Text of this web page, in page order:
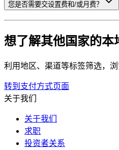
您是否需要交设置费和/或月费？
想了解其他国家的本
利用地区、渠道等标签筛选，浏
转到支付方式页面
关于我们
关于我们
求职
投资者关系